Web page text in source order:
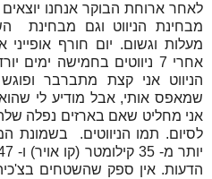
לאחר ארוחת הבוקר אנחנו יוצאים
מעלות וגשום. יום חורף
אחרי 7 ניווטים בחמישה
הניווט אני קצת מתברבר
שמאפס אותי, אבל מודיע לי
אני מחליט שאם בארזים נפלה
לסיום. תמו הניווטים. בשמונת
הדעות. אין ספק שהשטחים